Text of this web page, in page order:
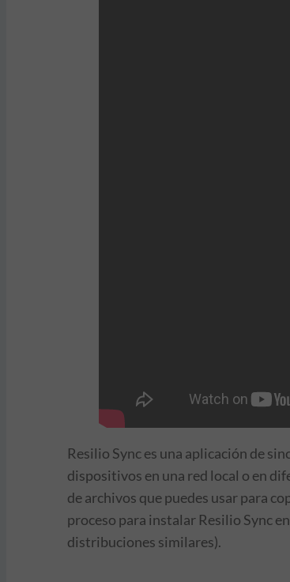
Resilio Sync es una aplicación de
dispositivos en una red local o en
de archivos que puedes usar para
proceso para instalar Resilio Sync
distribuciones similares).